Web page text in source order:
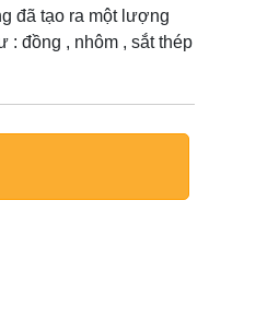
đã tạo ra một lượng
: đồng , nhôm , sắt thép